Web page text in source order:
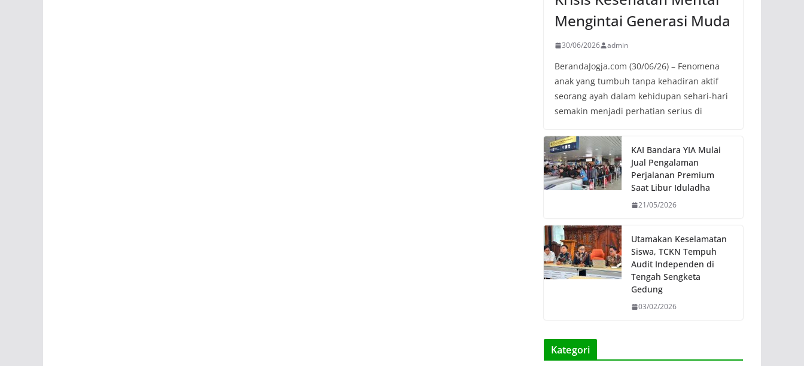
Mengintai Generasi Muda
30/06/2026 admin
BerandaJogja.com (30/06/26) – Fenomena
anak yang tumbuh tanpa kehadiran aktif
seorang ayah dalam kehidupan sehari-hari
semakin menjadi perhatian serius di
KAI Bandara YIA Mulai
Jual Pengalaman
Perjalanan Premium
Saat Libur Iduladha
21/05/2026
Utamakan Keselamatan
Siswa, TCKN Tempuh
Audit Independen di
Tengah Sengketa
Gedung
03/02/2026
Kategori